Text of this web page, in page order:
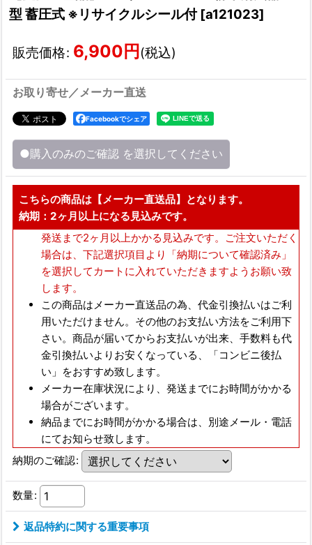
型 蓄圧式 ※リサイクルシール付 [a121023]
販売価格: 6,900 円 (税込)
お取り寄せ／メーカー直送
Facebookでシェア
●購入のみのご確認 を選択してください
こちらの商品は【メーカー直送品】となります。
納期：2ヶ月以上になる見込みです。
発送まで2ヶ月以上かかる見込みです。ご注文いただく
場合は、下記選択項目より「納期について確認済み」
を選択してカートに入れていただきますようお願い致
します。
この商品はメーカー直送品の為、 代金引換払いはご利
用いただけません。 その他のお支払い方法をご利用下
さい。商品が届いてからお支払いが出来、手数料も代
金引換払いよりお安くなっている、
「コンビニ後払
い」をおすすめ致します。
メーカー在庫状況により、発送までにお時間がかかる
場合がございます。
納品までにお時間がかかる場合は、別途メール・電話
にてお知らせ致します。
納期のご確認:
数量:
返品特約に関する重要事項